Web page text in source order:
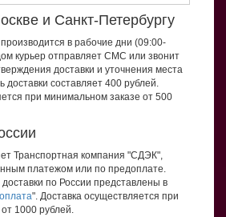
и Санкт-Петербургу
производится в рабочие дни (09:00-
курьер отправляет СМС или звонит
доставки и уточнения места
доставки составляет 400 рублей.
при минимальном заказе от 500
Транспортная компания "СДЭК",
платежом или по предоплате.
по России представлены в
". Доставка осуществляется при
1000 рублей.